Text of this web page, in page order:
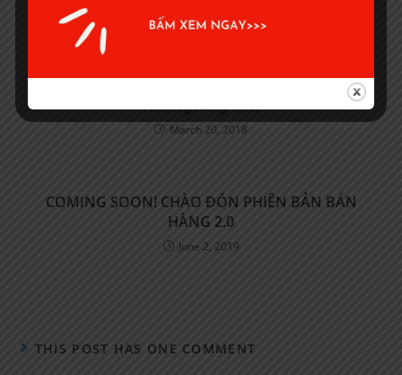
Hướng dẫn xem báo cáo nhập xuất tồn, bán hàng
(Webkynang Pro)
March 20, 2018
COMING SOON! CHÀO ĐÓN PHIÊN BẢN BÁN
HÀNG 2.0
June 2, 2019
THIS POST HAS ONE COMMENT